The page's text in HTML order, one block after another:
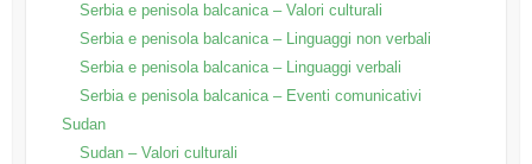
Serbia e penisola balcanica – Valori culturali
Serbia e penisola balcanica – Linguaggi non verbali
Serbia e penisola balcanica – Linguaggi verbali
Serbia e penisola balcanica – Eventi comunicativi
Sudan
Sudan – Valori culturali